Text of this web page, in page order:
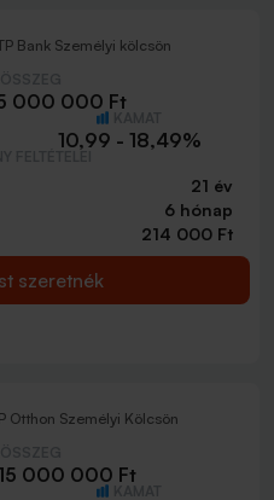
Bank Személyi kölcsön
000 000 Ft
10,99 - 18,49%
21 év
6 hónap
214 000 Ft
szeretnék
Otthon Személyi Kölcsön
000 000 Ft